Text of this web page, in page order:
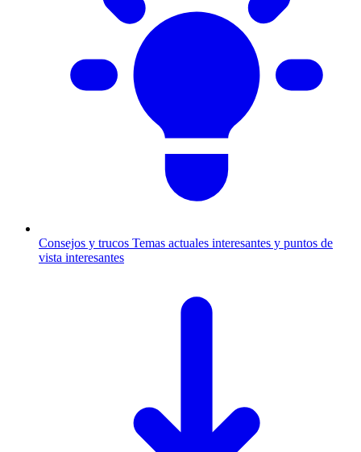
Consejos y trucos Temas actuales interesantes y puntos de
vista interesantes